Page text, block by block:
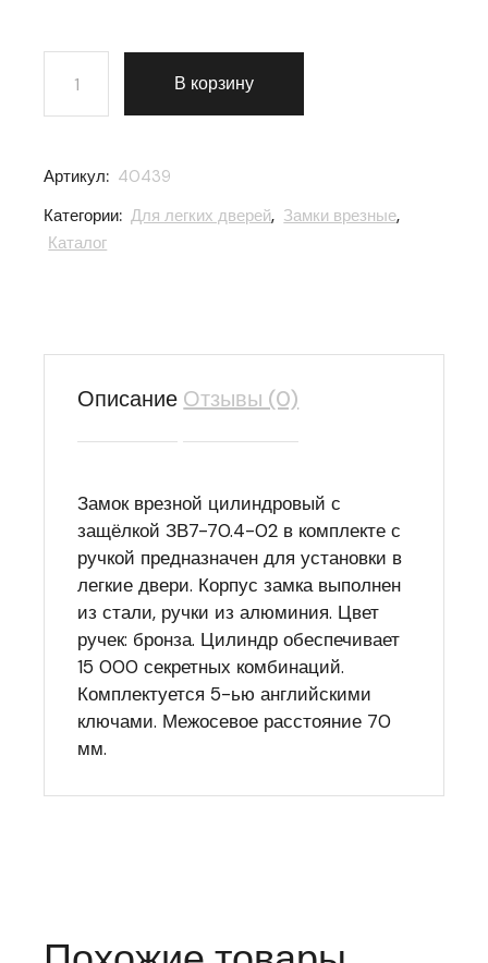
Количество товара Замок врезной Zenit (Зенит)
В корзину
Артикул: 40439
Категории: Для легких дверей, Замки врезные,
Каталог
Описание Отзывы (0)
Замок врезной цилиндровый с
защёлкой ЗВ7-70.4-02 в комплекте с
ручкой предназначен для установки в
легкие двери. Корпус замка выполнен
из стали, ручки из алюминия. Цвет
ручек: бронза. Цилиндр обеспечивает
15 000 секретных комбинаций.
Комплектуется 5-ью английскими
ключами. Межосевое расстояние 70
мм.